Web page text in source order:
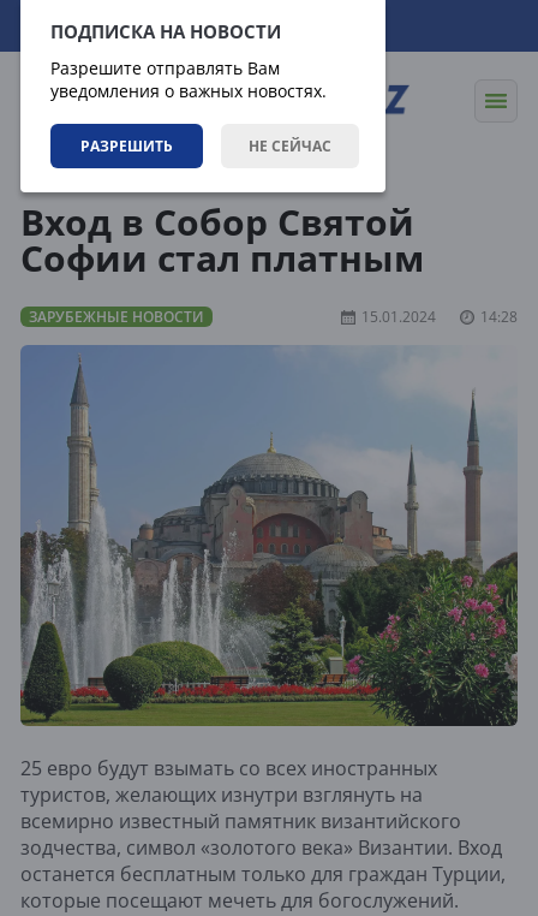
ПОДПИСКА НА НОВОСТИ
Разрешите отправлять Вам
уведомления о важных новостях.
РАЗРЕШИТЬ НЕ СЕЙЧАС
07.08.2026 13:25:24
Вход в Собор Святой
Софии стал платным
ЗАРУБЕЖНЫЕ НОВОСТИ 15.01.2024 14:28
25 евро будут взымать со всех иностранных
туристов, желающих изнутри взглянуть на
всемирно известный памятник византийского
зодчества, символ «золотого века» Византии. Вход
останется бесплатным только для граждан Турции,
которые посещают мечеть для богослужений.